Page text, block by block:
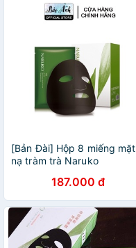
[Bản Đài] Hộp 8 miếng mặt
nạ tràm trà Naruko
187.000 đ